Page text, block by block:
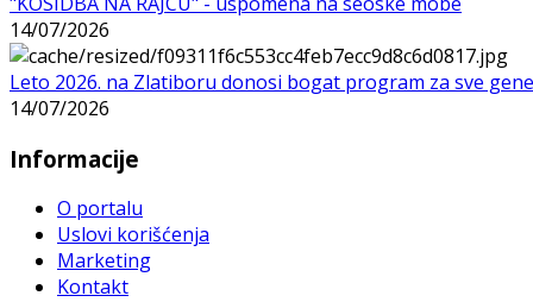
14/07/2026
Leto 2026. na Zlatiboru donosi bogat program za sve
14/07/2026
Informacije
O portalu
Uslovi korišćenja
Marketing
Kontakt